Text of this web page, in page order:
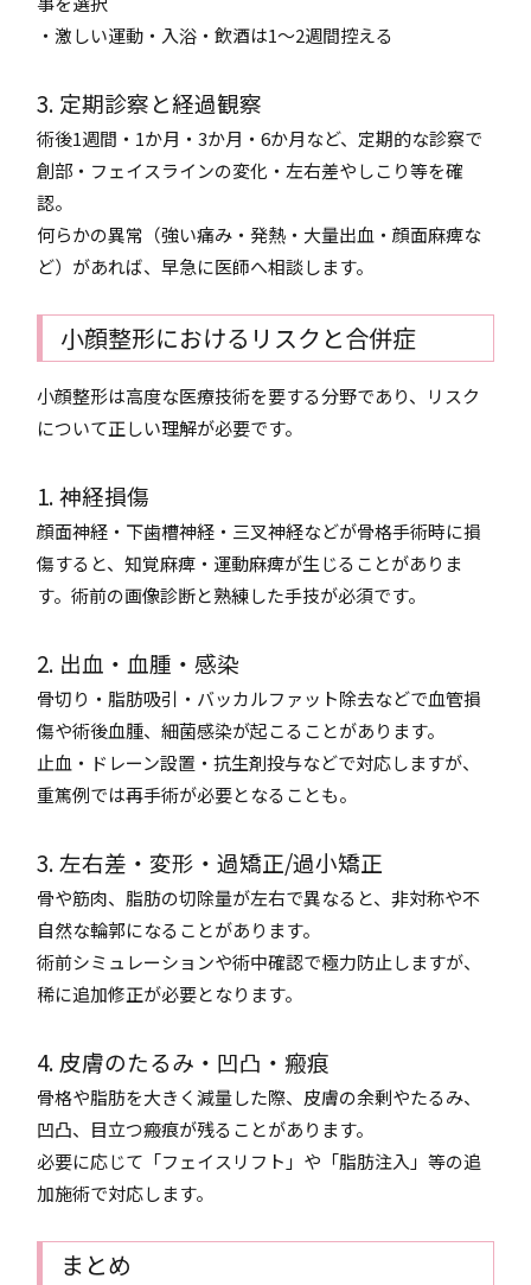
・激しい運動・入浴・飲酒は1〜2週間控える
3. 定期診察と経過観察
術後1週間・1か月・3か月・6か月など、定期的な診察で
創部・フェイスラインの変化・左右差やしこり等を確
認。
何らかの異常（強い痛み・発熱・大量出血・顔面麻痺な
ど）があれば、早急に医師へ相談します。
小顔整形におけるリスクと合併症
小顔整形は高度な医療技術を要する分野であり、リスク
について正しい理解が必要です。
1. 神経損傷
顔面神経・下歯槽神経・三叉神経などが骨格手術時に損
傷すると、知覚麻痺・運動麻痺が生じることがありま
す。術前の画像診断と熟練した手技が必須です。
2. 出血・血腫・感染
骨切り・脂肪吸引・バッカルファット除去などで血管損
傷や術後血腫、細菌感染が起こることがあります。
止血・ドレーン設置・抗生剤投与などで対応しますが、
重篤例では再手術が必要となることも。
3. 左右差・変形・過矯正/過小矯正
骨や筋肉、脂肪の切除量が左右で異なると、非対称や不
自然な輪郭になることがあります。
術前シミュレーションや術中確認で極力防止しますが、
稀に追加修正が必要となります。
4. 皮膚のたるみ・凹凸・瘢痕
骨格や脂肪を大きく減量した際、皮膚の余剰やたるみ、
凹凸、目立つ瘢痕が残ることがあります。
必要に応じて「フェイスリフト」や「脂肪注入」等の追
加施術で対応します。
まとめ